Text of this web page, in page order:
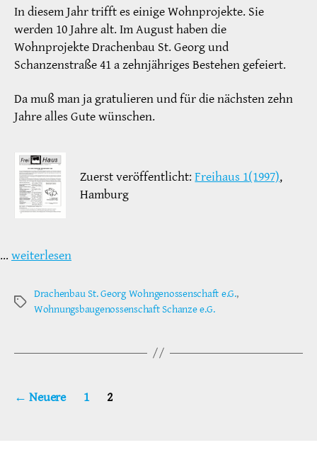
In diesem Jahr trifft es einige Wohnprojekte. Sie
werden 10 Jahre alt. Im August haben die
Wohnprojekte Drachenbau St. Georg und
Schanzenstraße 41 a zehnjähriges Bestehen gefeiert.
Da muß man ja gratulieren und für die nächsten zehn
Jahre alles Gute wünschen.
Zuerst veröffentlicht:Freihaus 1(1997),
Hamburg
… weiterlesen
Schlagwörter
Drachenbau St. Georg Wohngenossenschaft e.G.,
Wohnungsbaugenossenschaft Schanze e.G.
Seitennummerierung
← Neuere 1 2